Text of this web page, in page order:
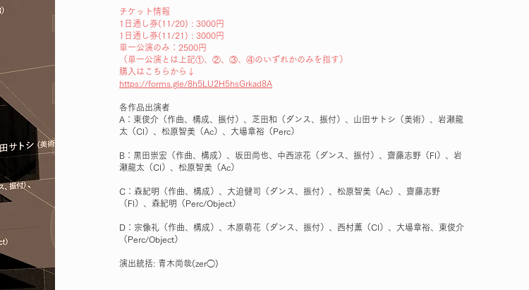
チケット情報
1日通し券(11/20) : 3000円
1日通し券(11/21) : 3000円
単一公演のみ：2500円
（単一公演とは上記①、②、③、④のいずれかのみを指す）
購入はこちらから↓
https://forms.gle/8h5LU2H5hsGrkad8A
各作品出演者
A：東俊介（作曲、構成、振付）、芝田和（ダンス、振付）、山田サトシ（美術）、岩瀬龍
太（Cl）、松原智美（Ac）、大場章裕（Perc）
B：黒田崇宏（作曲、構成）、坂田尚也、中西涼花（ダンス、振付）、齋藤志野（Fl）、岩
瀬龍太（Cl）、松原智美（Ac）
C：森紀明（作曲、構成）、大迫健司（ダンス、振付）、松原智美（Ac）、齋藤志野
（Fl）、森紀明（Perc/Object）
D：宗像礼（作曲、構成）、木原萌花（ダンス、振付）、西村薫（Cl）、大場章裕、東俊介
（Perc/Object）
演出統括: 青木尚哉(zer◯)